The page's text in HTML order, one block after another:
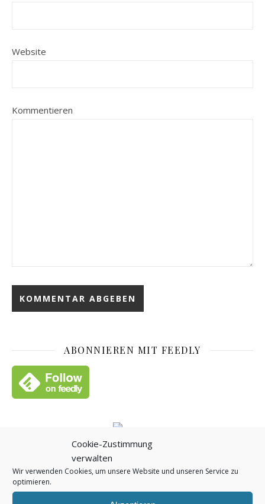
Cookie-Zustimmung
verwalten
Wir verwenden Cookies, um unsere Website und unseren Service zu
optimieren.
Website
Kommentieren
ABONNIEREN MIT FEEDLY
FEED
DET – Deutsches Ententreffen in Kropp: Enten beflügeln
Hildegard, die dümmste Möwe der Welt
Nadeleinfädler – ein hilfreiches kleines Werkzeug